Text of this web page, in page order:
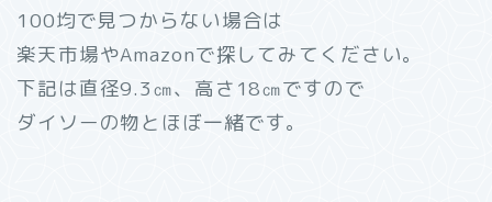
100均で見つからない場合は
楽天市場やAmazonで探してみてください。
下記は直径9.3㎝、高さ18㎝ですので
ダイソーの物とほぼ一緒です。